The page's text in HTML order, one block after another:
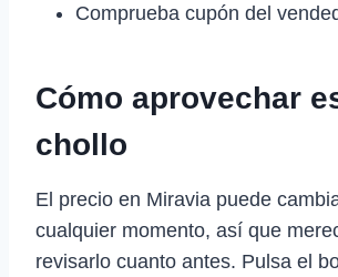
Comprueba cupón del
Cómo aprovechar
chollo
El precio en Miravia puede
cualquier momento, así que
revisarlo cuanto antes. Pulsa el